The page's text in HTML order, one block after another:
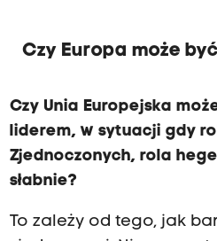
Czy Europa może
Czy Unia Europejska
liderem, w sytuacji gdy
Zjednoczonych, rola
słabnie?
To zależy od tego, jak